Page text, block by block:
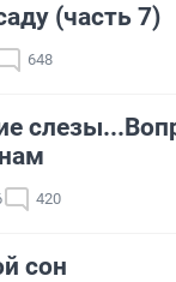
(часть 7)
648
420
сон